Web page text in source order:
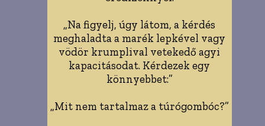
„Na figyelj, úgy látom, a kérdés
meghaladta a marék lepkével vagy
vödör krumplival vetekedő agyi
kapacitásodat. Kérdezek egy
könnyebbet:”
„Mit nem tartalmaz a túrógombóc?”